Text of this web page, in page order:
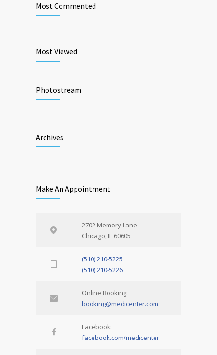
Most Commented
Most Viewed
Photostream
Archives
Make An Appointment
2702 Memory Lane
Chicago, IL 60605
(510) 210-5225
(510) 210-5226
Online Booking:
booking@medicenter.com
Facebook:
facebook.com/medicenter